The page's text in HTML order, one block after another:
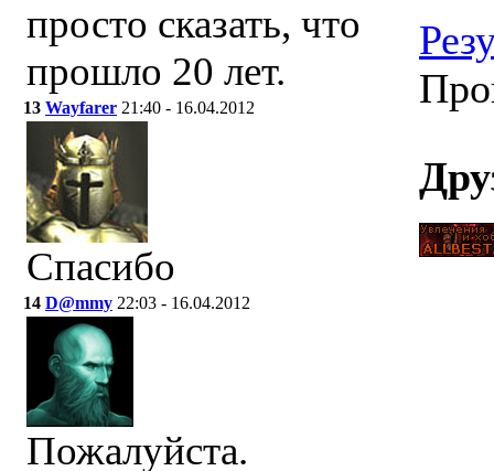
просто сказать, что
прошло 20 лет.
13 Wayfarer 21:40 - 16.04.2012
Спасибо
14 D@mmy 22:03 - 16.04.2012
Пожалуйста.